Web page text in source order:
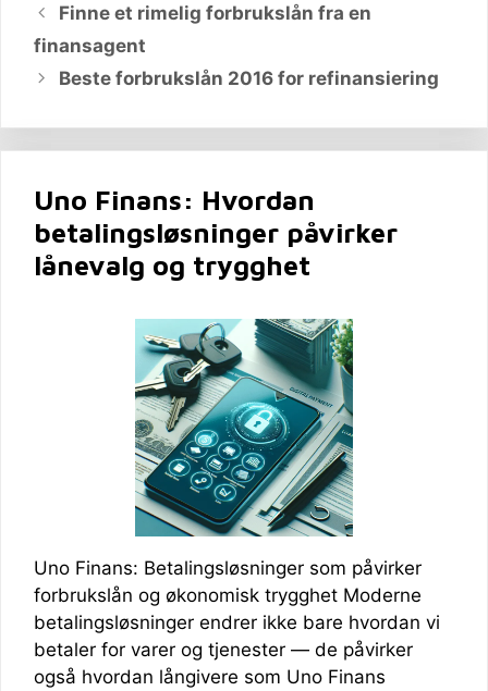
Finne et rimelig forbrukslån fra en
finansagent
Beste forbrukslån 2016 for refinansiering
Uno Finans: Hvordan
betalingsløsninger påvirker
lånevalg og trygghet
Uno Finans: Betalingsløsninger som påvirker
forbrukslån og økonomisk trygghet Moderne
betalingsløsninger endrer ikke bare hvordan vi
betaler for varer og tjenester — de påvirker
også hvordan långivere som Uno Finans